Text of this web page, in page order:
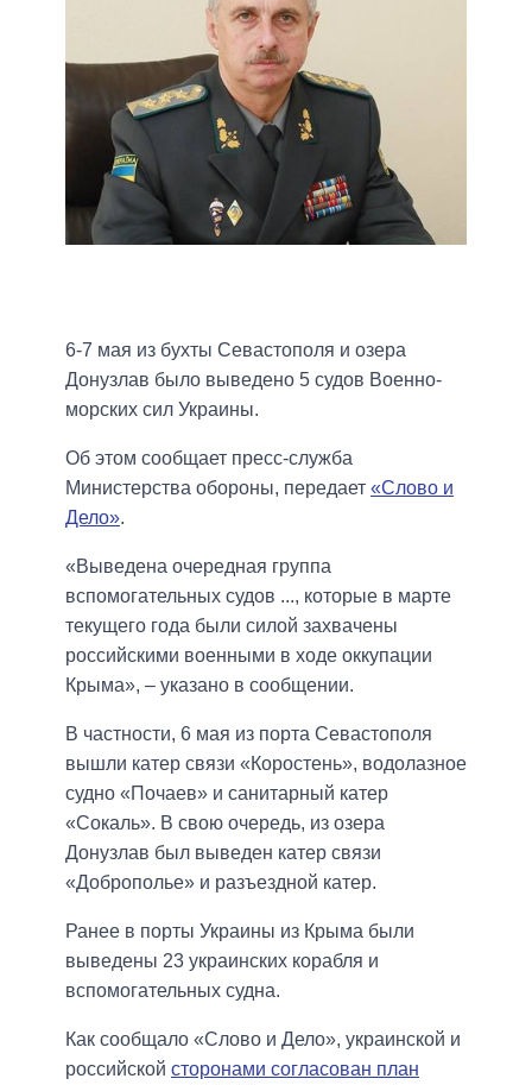
6-7 мая из бухты Севастополя и озера
Донузлав было выведено 5 судов Военно-
морских сил Украины.
Об этом сообщает пресс-служба
Министерства обороны, передает «Слово и
Дело».
«Выведена очередная группа
вспомогательных судов ..., которые в марте
текущего года были силой захвачены
российскими военными в ходе оккупации
Крыма», – указано в сообщении.
В частности, 6 мая из порта Севастополя
вышли катер связи «Коростень», водолазное
судно «Почаев» и санитарный катер
«Сокаль». В свою очередь, из озера
Донузлав был выведен катер связи
«Доброполье» и разъездной катер.
Ранее в порты Украины из Крыма были
выведены 23 украинских корабля и
вспомогательных судна.
Как сообщало «Слово и Дело», украинской и
российской сторонами согласован план